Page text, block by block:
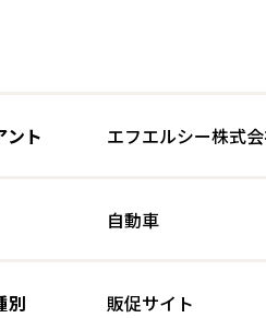
ント エフエルシー株式
自動車
別 販促サイト